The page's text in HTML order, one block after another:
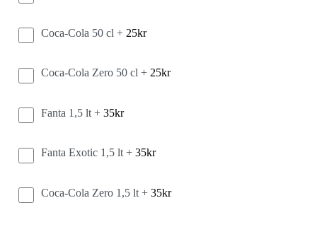
Coca-Cola 50 cl + 25kr
Coca-Cola Zero 50 cl + 25kr
Fanta 1,5 lt + 35kr
Fanta Exotic 1,5 lt + 35kr
Coca-Cola Zero 1,5 lt + 35kr